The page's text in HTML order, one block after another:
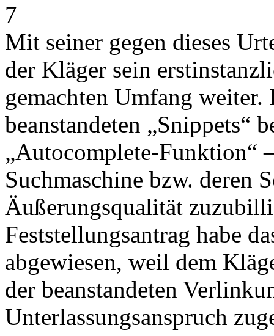
7
Mit seiner gegen dieses
der Kläger sein
gemachten Umfang
beanstandeten „Snippets“
„Autocomplete-Funktion“
Suchmaschine bzw. deren
Äußerungsqualität
Feststellungsantrag habe
abgewiesen, weil dem
der beanstandeten
Unterlassungsanspruch